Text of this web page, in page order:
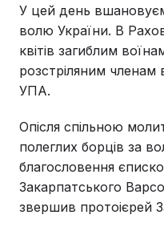
У цей день
волю України. В
квітів загиблим
розстріляним членам
УПА.
Опісля спільною
полеглих борців за
благословення
Закарпатського
звершив протоієрей